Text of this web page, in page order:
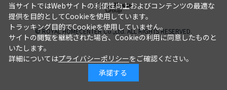
© ROYAL HOMECENTER Co.,Ltd. ALL RIGHTS RESERVED.
当サイトではWebサイトの利便性向上およびコンテンツの最適な
提供を目的としてCookieを使用しています。
トラッキング目的でCookieを使用していません。
サイトの閲覧を継続された場合、Cookieの利用に同意したものと
いたします。
詳細についてはプライバシーポリシーをご確認ください。
承諾する